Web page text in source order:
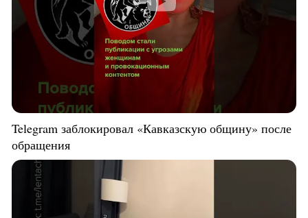
Telegram заблокировал «Кавказскую общину» после
обращения